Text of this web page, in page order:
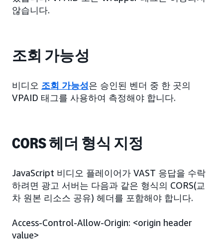
않습니다.
조회 가능성
비디오 조회 가능성은 승인된 벤더 중 한 곳의
VPAID 태그를 사용하여 측정해야 합니다.
CORS 헤더 형식 지정
JavaScript 비디오 플레이어가 VAST 응답을 수락
하려면 광고 서버는 다음과 같은 형식의 CORS(교
차 원본 리소스 공유) 헤더를 포함해야 합니다.
Access-Control-Allow-Origin: <origin header
value>